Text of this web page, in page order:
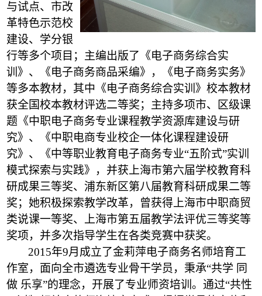
与试点、市改
革特色示范校
建设、学分银
行等多个项目；主编出版了《电子商务综合实
训》、《电子商务商品采编》，《电子商务实务》
等多本教材，其中《电子商务综合实训》校本教材
获全国校本教材评选二等奖；主持多项市、区级课
题《中职电子商务专业课程教学资源库建设与研
究》、《中职电商专业校企一体化课程建设研
究》、《中等职业教育电子商务专业“五阶式”实训
模式探索与实践》，并获上海市第六届学校教育科
研成果三等奖、浦东新区第八届教育科研成果二等
奖；她积极探索教学改革，曾获得上海市中职商贸
类说课一等奖、上海市第五届教学法评优三等奖等
奖项，并多次指导学生在各类竞赛中获奖。
2015年9月成立了金莉萍电子商务名师培育工
作室，面向全市遴选专业骨干学员，秉承“共学 同
做 乐享”的理念，开展了专业师资培训。通过“共性